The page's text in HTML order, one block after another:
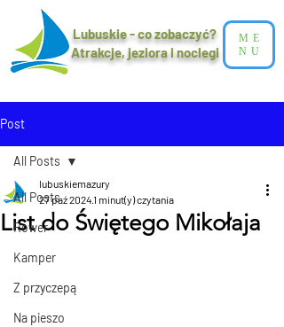
Lubuskie - co zobaczyć?
Atrakcje, jeziora i noclegi​
ME
NU
Post
All Posts
Rower
Kamper
Z przyczepą
Na pieszo
All Posts
List do Świętego Mikołaja
lubuskiemazury
27 paź 20241 minut(y) czytania